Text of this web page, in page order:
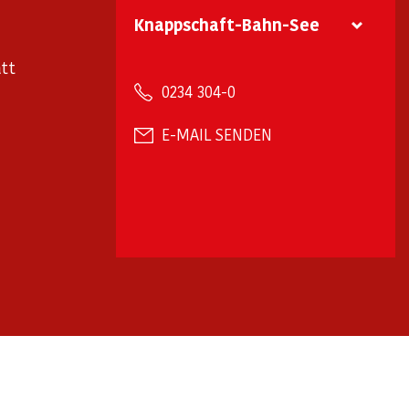
Knappschaft-Bahn-See
0234 304-0
E-MAIL SENDEN